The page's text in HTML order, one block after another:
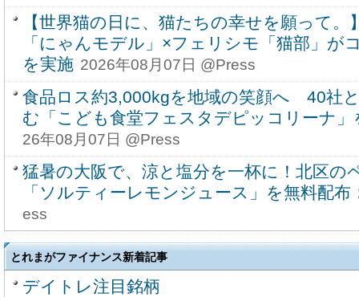
【世界猫の日に、猫たちの幸せを願って
「にゃんモデル」×フェリシモ「猫部」が
を実施 2026年08月07日 @Press
食品ロス約3,000kgを地域の笑顔へ 40社
む「こども食堂フェスタデピッコリーナ」
26年08月07日 @Press
猛暑の大阪で、涼と塩分を一杯に！北区の
「ソルティーレモンジュース」を無料配布
ess
とれまがファイナンス新着記事
デイトレ注目銘柄